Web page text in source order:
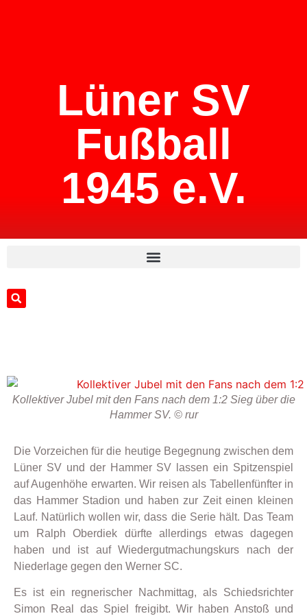
Lüner SV
Fußball
1945 e.V.
Kollektiver Jubel mit den Fans nach dem 1:2 Sieg über die
Hammer SV. © rur
Die Vorzeichen für die heutige Begegnung zwischen dem
Lüner SV und der Hammer SV lassen ein Spitzenspiel
auf Augenhöhe erwarten. Wir reisen als Tabellenfünfter in
das Hammer Stadion und haben zur Zeit einen kleinen
Lauf. Natürlich wollen wir, dass die Serie hält. Das Team
um Ralph Oberdiek dürfte allerdings etwas dagegen
haben und ist auf Wiedergutmachungskurs nach der
Niederlage gegen den Werner SC.
Es ist ein regnerischer Nachmittag, als Schiedsrichter
Simon Real das Spiel freigibt. Wir haben Anstoß und